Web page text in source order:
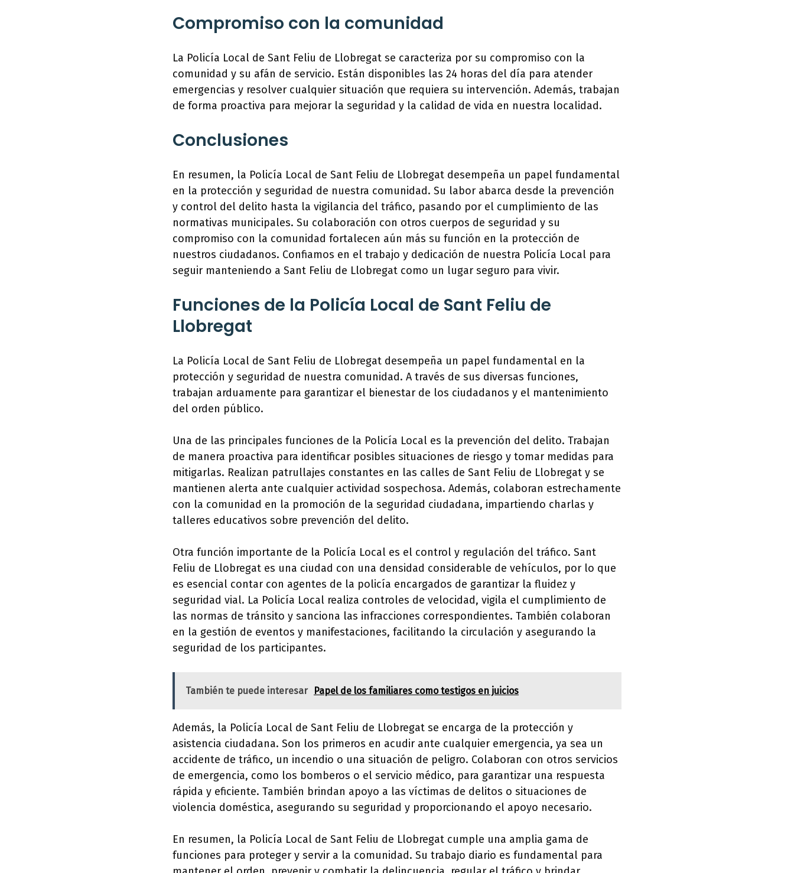
Compromiso con la comunidad
La Policía Local de Sant Feliu de Llobregat se caracteriza por su compromiso con la
comunidad y su afán de servicio. Están disponibles las 24 horas del día para atender
emergencias y resolver cualquier situación que requiera su intervención. Además, trabajan
de forma proactiva para mejorar la seguridad y la calidad de vida en nuestra localidad.
Conclusiones
En resumen, la Policía Local de Sant Feliu de Llobregat desempeña un papel fundamental
en la protección y seguridad de nuestra comunidad. Su labor abarca desde la prevención
y control del delito hasta la vigilancia del tráfico, pasando por el cumplimiento de las
normativas municipales. Su colaboración con otros cuerpos de seguridad y su
compromiso con la comunidad fortalecen aún más su función en la protección de
nuestros ciudadanos. Confiamos en el trabajo y dedicación de nuestra Policía Local para
seguir manteniendo a Sant Feliu de Llobregat como un lugar seguro para vivir.
Funciones de la Policía Local de Sant Feliu de
Llobregat
La Policía Local de Sant Feliu de Llobregat desempeña un papel fundamental en la
protección y seguridad de nuestra comunidad. A través de sus diversas funciones,
trabajan arduamente para garantizar el bienestar de los ciudadanos y el mantenimiento
del orden público.
Una de las principales funciones de la Policía Local es la prevención del delito. Trabajan
de manera proactiva para identificar posibles situaciones de riesgo y tomar medidas para
mitigarlas. Realizan patrullajes constantes en las calles de Sant Feliu de Llobregat y se
mantienen alerta ante cualquier actividad sospechosa. Además, colaboran estrechamente
con la comunidad en la promoción de la seguridad ciudadana, impartiendo charlas y
talleres educativos sobre prevención del delito.
Otra función importante de la Policía Local es el control y regulación del tráfico. Sant
Feliu de Llobregat es una ciudad con una densidad considerable de vehículos, por lo que
es esencial contar con agentes de la policía encargados de garantizar la fluidez y
seguridad vial. La Policía Local realiza controles de velocidad, vigila el cumplimiento de
las normas de tránsito y sanciona las infracciones correspondientes. También colaboran
en la gestión de eventos y manifestaciones, facilitando la circulación y asegurando la
seguridad de los participantes.
También te puede interesar Papel de los familiares como testigos en juicios
Además, la Policía Local de Sant Feliu de Llobregat se encarga de la protección y
asistencia ciudadana. Son los primeros en acudir ante cualquier emergencia, ya sea un
accidente de tráfico, un incendio o una situación de peligro. Colaboran con otros servicios
de emergencia, como los bomberos o el servicio médico, para garantizar una respuesta
rápida y eficiente. También brindan apoyo a las víctimas de delitos o situaciones de
violencia doméstica, asegurando su seguridad y proporcionando el apoyo necesario.
En resumen, la Policía Local de Sant Feliu de Llobregat cumple una amplia gama de
funciones para proteger y servir a la comunidad. Su trabajo diario es fundamental para